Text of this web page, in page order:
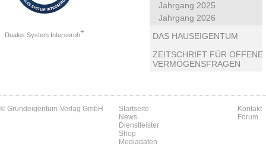
Duales System Interseroh+
Jahrgang 2025
Jahrgang 2026
DAS HAUSEIGENTUM
ZEITSCHRIFT FÜR OFFENE
VERMÖGENSFRAGEN
© Grundeigentum-Verlag GmbH
Startseite
News
Dienstleister
Shop
Mediadaten
Kontakt
Forum